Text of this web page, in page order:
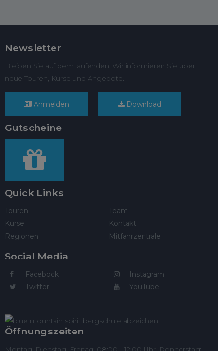
Newsletter
Bleiben Sie auf dem laufenden. Wir informieren Sie über
neue Touren, Kurse und Angebote.
Anmelden Download
Gutscheine
Quick Links
Touren
Kurse
Regionen
Team
Kontakt
Mitfahrzentrale
Social Media
Facebook
Twitter
Instagram
YouTube
Öffnungszeiten
Montag, Dienstag, Freitag: 08:00 - 12:00 Uhr, Donnerstag: